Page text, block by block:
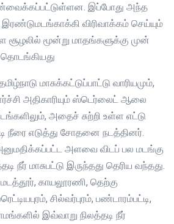
இப்போது அந்த
விரிவாக்கம் செய்யும்
சூழலில் மூன்று மாதங்களுக்கு முன்
மாசுக்கட்டுப்பாட்டு வாரியமும்,
அதிகாரியும் ஸ்டெர்லைட் ஆலை
அதைச் சுற்றி உள்ள எட்டு
நீரை எடுத்து சோதனை நடத்தினர்.
அளவை விடப் பல மடங்கு
நீர் மாசுபட்டு இருந்தது தெரிய வந்தது.
காயலூரணி, தெற்கு
சில்வர்புரம், பண்டாரம்பட்டி,
இவ்வாறு நிலத்தடி நீர்